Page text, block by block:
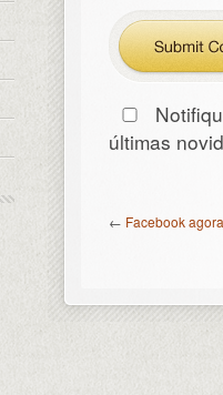
últimas
← Facebook